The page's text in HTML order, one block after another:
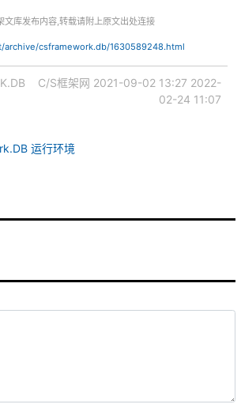
文库发布内容,转载请附上原文出处连接
csframework.db/1630589248.html
C/S框架网 2021-09-02 13:27 2022-
02-24 11:07
运行环境